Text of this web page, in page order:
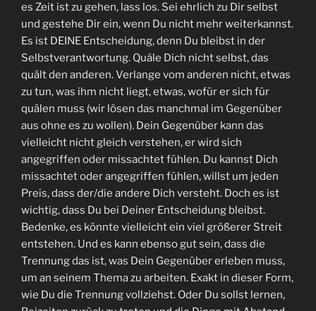
es Zeit ist zu gehen, lass los. Sei ehrlich zu Dir selbst
und gestehe Dir ein, wenn Du nicht mehr weiterkannst.
Es ist DEINE Entscheidung, denn Du bleibst in der
Selbstverantwortung. Quäle Dich nicht selbst, das
quält den anderen. Verlange vom anderen nicht, etwas
zu tun, was ihm nicht liegt, etwas, wofür er sich für
quälen muss (wir lösen das manchmal im Gegenüber
aus ohne es zu wollen). Dein Gegenüber kann das
vielleicht nicht gleich verstehen, er wird sich
angegriffen oder missachtet fühlen. Du kannst Dich
missachtet oder angegriffen fühlen, willst um jeden
Preis, dass der/die andere Dich versteht. Doch es ist
wichtig, dass Du bei Deiner Entscheidung bleibst.
Bedenke, es könnte vielleicht ein viel größerer Streit
entstehen. Und es kann ebenso gut sein, dass die
Trennung das ist, was Dein Gegenüber erleben muss,
um an seinem Thema zu arbeiten. Exakt in dieser Form,
wie Du die Trennung vollziehst. Oder Du sollst lernen,